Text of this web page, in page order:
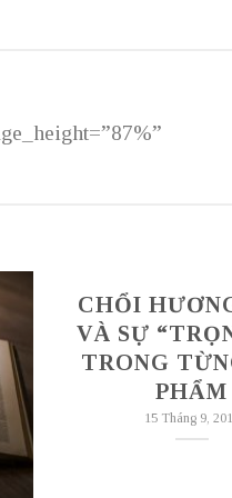
CHỔI
VÀ SỰ
TRONG
PHẨM
15 Tháng 9,